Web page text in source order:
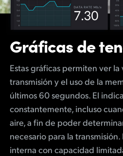
Gráficas de
Estas gráficas permiten ver
transmisión y el uso de la
últimos 60 segundos. El
constantemente, incluso
aire, a fin de poder
necesario para la
interna con capacidad